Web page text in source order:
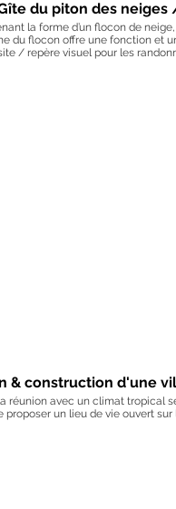
du piton des
la forme d’un flocon de neige,
du flocon offre une fonction et
/ repère visuel pour les
& construction d'une
réunion avec un climat tropical
proposer un lieu de vie ouvert